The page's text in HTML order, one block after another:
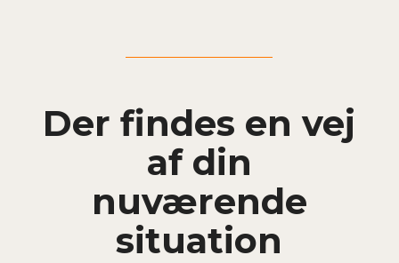
Der findes en vej
af din
nuværende
situation